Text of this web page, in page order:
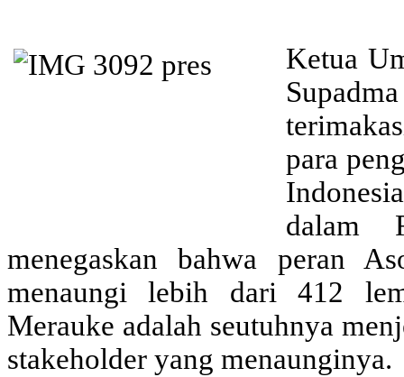
Ketua
para
dalam
menegaskan bahwa peran
menaungi lebih dari 412
Merauke adalah seutuhnya
stakeholder yang menaunginya.